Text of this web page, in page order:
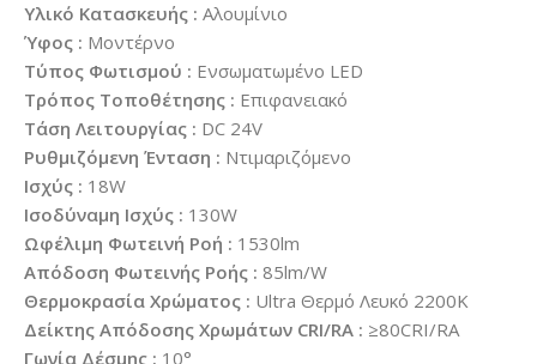
Υλικό Κατασκευής : Αλουμίνιο
Ύφος : Μοντέρνο
Τύπος Φωτισμού : Ενσωματωμένο LED
Τρόπος Τοποθέτησης : Επιφανειακό
Τάση Λειτουργίας : DC 24V
Ρυθμιζόμενη Ένταση : Ντιμαριζόμενο
Ισχύς : 18W
Ισοδύναμη Ισχύς : 130W
Ωφέλιμη Φωτεινή Ροή : 1530lm
Απόδοση Φωτεινής Ροής : 85lm/W
Θερμοκρασία Χρώματος : Ultra Θερμό Λευκό 2200K
Δείκτης Απόδοσης Χρωμάτων CRI/RA : ≥80CRI/RA
Γωνία Δέσμης : 10°